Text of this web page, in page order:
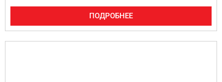
ПОДРОБНЕЕ